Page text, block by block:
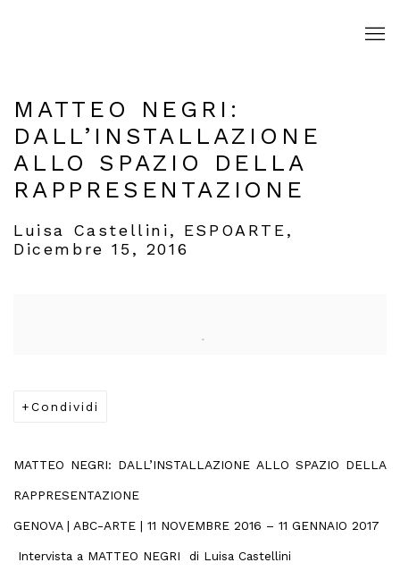
MATTEO NEGRI:
DALL’INSTALLAZIONE
ALLO SPAZIO DELLA
RAPPRESENTAZIONE
Luisa Castellini, ESPOARTE,
Dicembre 15, 2016
Condividi
MATTEO NEGRI: DALL’INSTALLAZIONE ALLO SPAZIO DELLA
RAPPRESENTAZIONE
GENOVA | ABC-ARTE | 11 NOVEMBRE 2016 – 11 GENNAIO 2017
Intervista a MATTEO NEGRI di Luisa Castellini